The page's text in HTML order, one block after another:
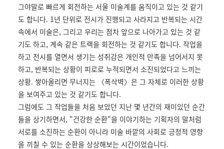
그야말로 빠르게 회전하는 서울 미술계를 움직이고 있는 것 같기
도 합니다. 1년 단위로 전시가 진행되고 사라지고 반복되는 시간
속에서 미술은, 그리고 우리는 점차 앞으로 나아가고 있는 것 같
기도 하고, 계속 같은 트랙을 회전하는 것 같기도 합니다. 작업을
하고 전시를 열면서 생기는 성취감은 개인적 만족을 넘어서지 못
하고, 반복되는 상황이 피로로 누적되면서 소진되었다고 느끼는
상황. 쌓아올리면 무너지는 〈폭삭벽〉은 그 자체로 이러한 상황
을 보여주고 있는 것 같기도 합니다.
그럼에도 그 작업들을 처음 보았던 지난 몇 년간의 재미있던 순간
들을 상기하면서, "건강한 순환"을 이야기하는 기획자의 말처럼
서로를 소진하는 순환이 아니라 미술 바깥의 사회로 긍정적 영향
을 끼칠 수 있는 순환을 상상해보는 시간이었습니다.